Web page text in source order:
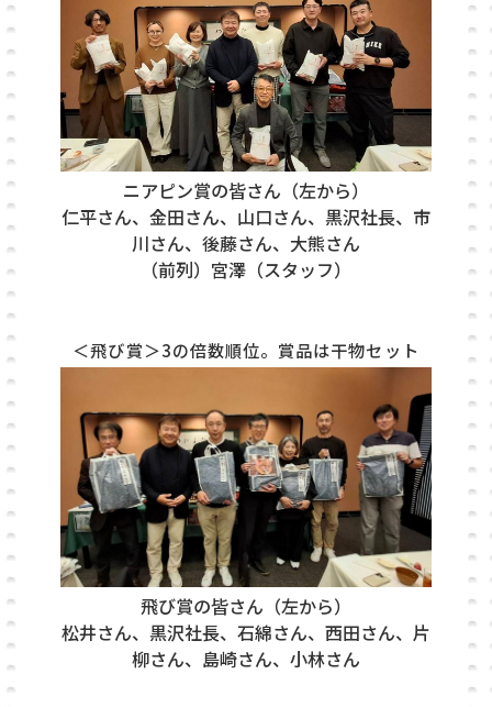
ニアピン賞の皆さん（左から）
仁平さん、金田さん、山口さん、黒沢社長、市
川さん、後藤さん、大熊さん
（前列）宮澤（スタッフ）
＜飛び賞＞3の倍数順位。賞品は干物セット
飛び賞の皆さん（左から）
松井さん、黒沢社長、石綿さん、西田さん、片
柳さん、島崎さん、小林さん